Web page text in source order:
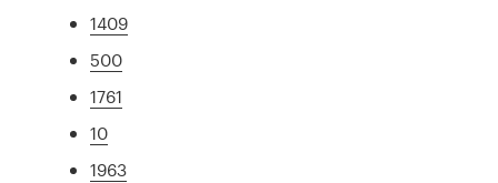
1409
500
1761
10
1963